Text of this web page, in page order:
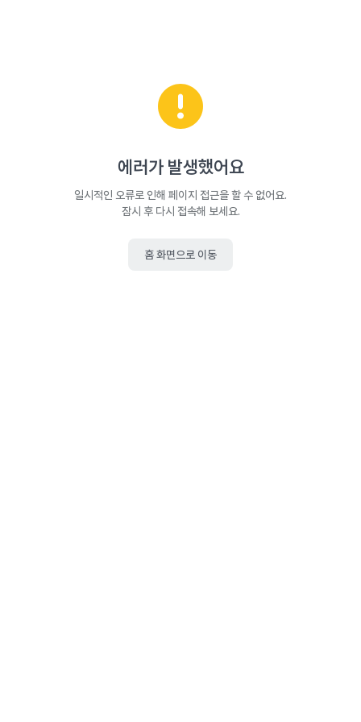
에러가 발생했어요
일시적인 오류로 인해 페이지 접근을 할 수 없어요.
잠시 후 다시 접속해 보세요.
홈 화면으로 이동